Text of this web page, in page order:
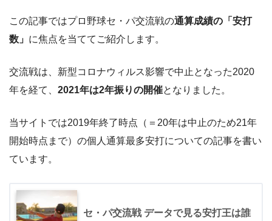
この記事ではプロ野球セ・パ交流戦の通算成績の「安打
数」 に焦点を当ててご紹介します。
交流戦は、新型コロナウィルス影響で中止となった2020
年を経て、 2021年は2年振りの開催となりました。
当サイトでは2019年終了時点（＝20年は中止のため21年
開始時点まで）の個人通算最多安打についての記事を書い
ています。
セ・パ交流戦 データで見る安打王は誰